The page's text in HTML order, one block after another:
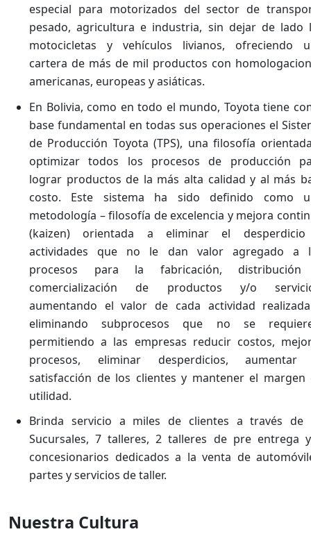
especial para motorizados del sector de
pesado, agricultura e industria, sin dejar de lado
motocicletas y vehículos livianos, ofreciendo
cartera de más de mil productos con
americanas, europeas y asiáticas.
En Bolivia, como en todo el mundo, Toyota tiene
base fundamental en todas sus operaciones el
de Producción Toyota (TPS), una filosofía
optimizar todos los procesos de producción
lograr productos de la más alta calidad y al más
costo. Este sistema ha sido definido como
metodología – filosofía de excelencia y mejora
(kaizen) orientada a eliminar el
actividades que no le dan valor agregado a
procesos para la fabricación,
comercialización de productos y/o
aumentando el valor de cada actividad
eliminando subprocesos que no se
permitiendo a las empresas reducir costos,
procesos, eliminar desperdicios, aumentar
satisfacción de los clientes y mantener el margen
utilidad.
Brinda servicio a miles de clientes a través de
Sucursales, 7 talleres, 2 talleres de pre entrega
concesionarios dedicados a la venta de
partes y servicios de taller.
Nuestra Cultura